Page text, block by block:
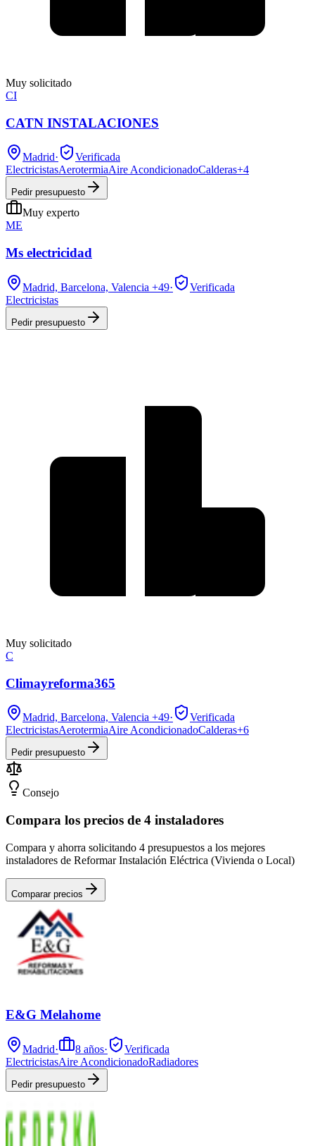
Muy solicitado
CI
CATN INSTALACIONES
Madrid·
Verificada
ElectricistasAerotermiaAire AcondicionadoCalderas+4
Pedir presupuesto
Muy experto
ME
Ms electricidad
Madrid, Barcelona, Valencia +49·
Verificada
Electricistas
Pedir presupuesto
Muy solicitado
C
Climayreforma365
Madrid, Barcelona, Valencia +49·
Verificada
ElectricistasAerotermiaAire AcondicionadoCalderas+6
Pedir presupuesto
Consejo
Compara los precios de 4 instaladores
Compara y ahorra solicitando 4 presupuestos a los mejores
instaladores de Reformar Instalación Eléctrica (Vivienda o Local)
Comparar precios
E&G Melahome
Madrid· 8 años·
Verificada
ElectricistasAire AcondicionadoRadiadores
Pedir presupuesto